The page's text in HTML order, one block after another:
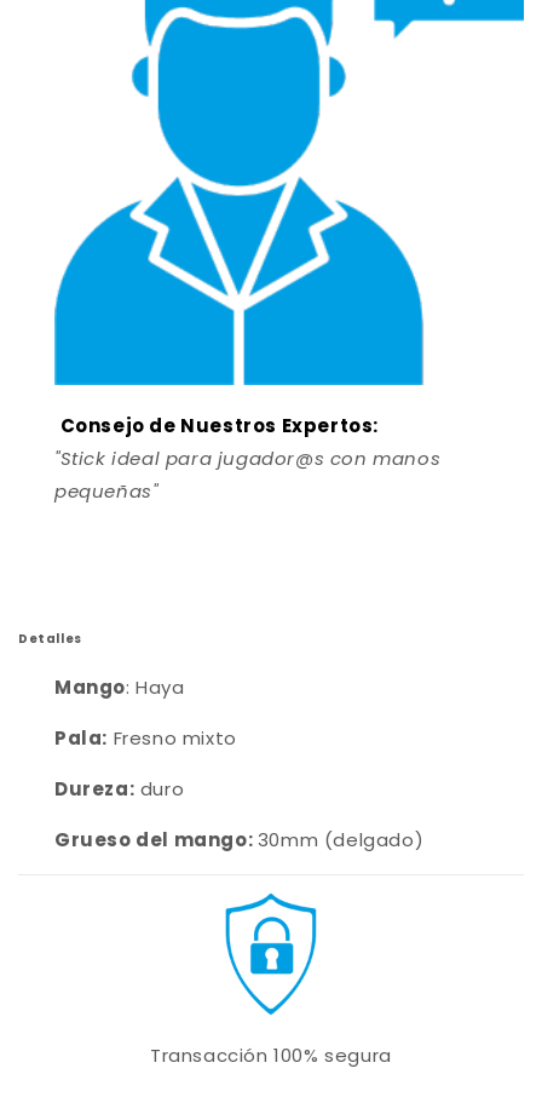
Consejo de Nuestros Expertos:
"Stick ideal para jugador@s con manos
pequeñas"
Detalles
Mango: Haya
Pala: Fresno mixto
Dureza: duro
Grueso del mango:30mm (delgado)
Transacción 100% segura